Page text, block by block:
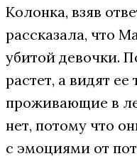
Колонка, взяв
рассказала, что
убитой девочки.
растет, а видят
проживающие в
нет, потому что
с эмоциями от